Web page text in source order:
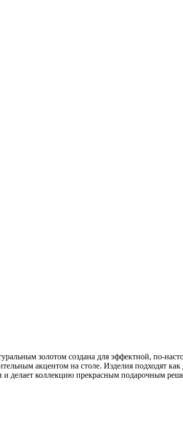
золотом создана для эффектной, по-
акцентом на столе. Изделия подходят
делает коллекцию прекрасным подарочным